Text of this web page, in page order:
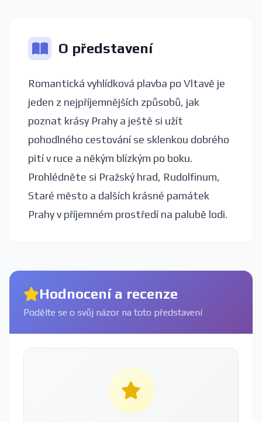
O představení
Romantická vyhlídková plavba po Vltavě je
jeden z nejpříjemnějších způsobů, jak
poznat krásy Prahy a ještě si užít
pohodlného cestování se sklenkou dobrého
pití v ruce a někým blízkým po boku.
Prohlédněte si Pražský hrad, Rudolfinum,
Staré město a dalších krásné památek
Prahy v příjemném prostředí na palubě lodi.
Hodnocení a recenze
Podělte se o svůj názor na toto představení